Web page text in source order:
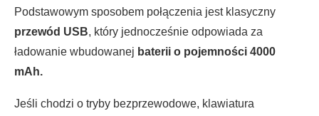
Podstawowym sposobem połączenia jest klasyczny
przewód USB, który jednocześnie odpowiada za
ładowanie wbudowanej baterii o pojemności 4000
mAh.
Jeśli chodzi o tryby bezprzewodowe, klawiatura